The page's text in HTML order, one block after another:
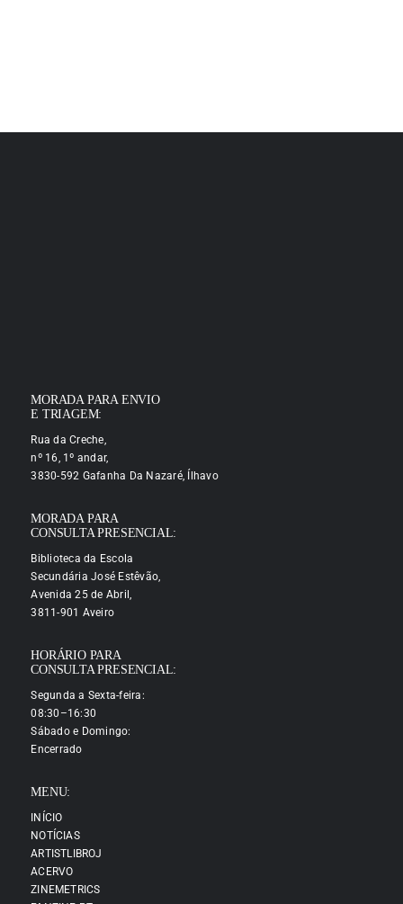
MORADA PARA ENVIO
E TRIAGEM:
Rua da Creche,
nº 16, 1º andar,
3830-592 Gafanha Da Nazaré, Ílhavo
MORADA PARA
CONSULTA PRESENCIAL:
Biblioteca da Escola
Secundária José Estêvão,
Avenida 25 de Abril,
3811-901 Aveiro
HORÁRIO PARA
CONSULTA PRESENCIAL:
Segunda a Sexta-feira:
08:30–16:30
Sábado e Domingo:
Encerrado
MENU:
INÍCIO
NOTÍCIAS
ARTISTLIBROJ
ACERVO
ZINEMETRICS